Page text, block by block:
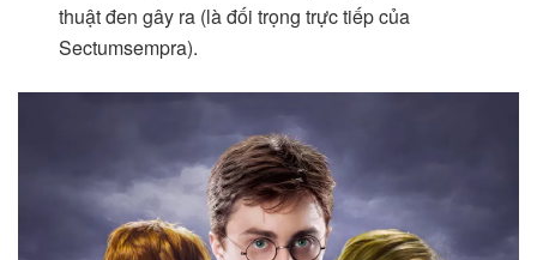
thuật đen gây ra (là đối trọng trực tiếp của
Sectumsempra).